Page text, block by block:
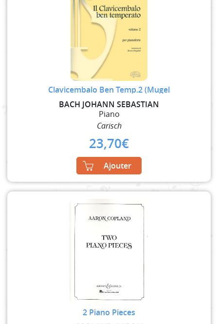
Clavicembalo Ben Temp.2 (Mugel
BACH JOHANN SEBASTIAN
Piano
Carisch
23,70€
Ajouter
2 Piano Pieces